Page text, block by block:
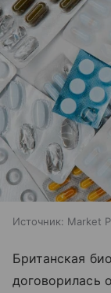
Источник: Market
Британская
договорилась